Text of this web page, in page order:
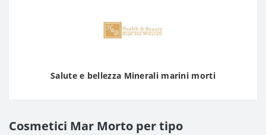
Salute e bellezza Minerali marini morti
Cosmetici Mar Morto per tipo